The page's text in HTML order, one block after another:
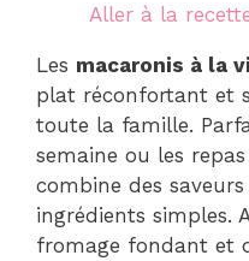
Aller à la
Les macaronis à la
plat réconfortant et
toute la famille.
semaine ou les
combine des
ingrédients simples.
fromage fondant et